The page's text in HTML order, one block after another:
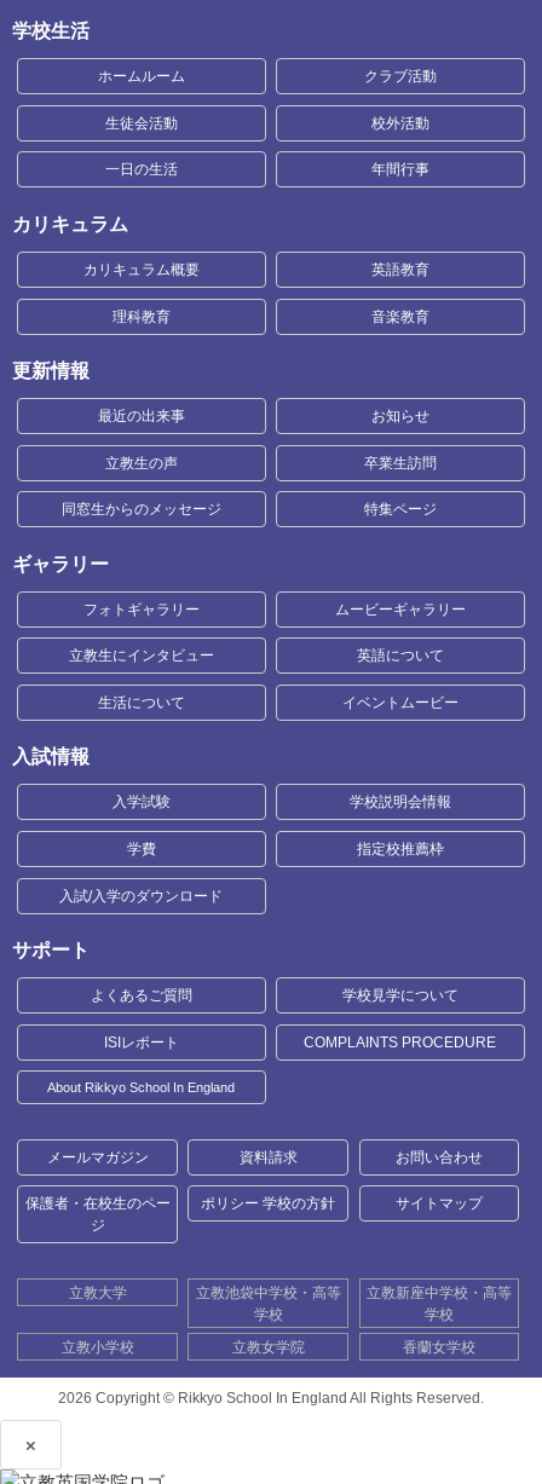
学校生活
ホームルーム クラブ活動
生徒会活動 校外活動
一日の生活 年間行事
カリキュラム
カリキュラム概要 英語教育
理科教育 音楽教育
更新情報
最近の出来事 お知らせ
立教生の声 卒業生訪問
同窓生からのメッセージ 特集ページ
ギャラリー
フォトギャラリー ムービーギャラリー
立教生にインタビュー 英語について
生活について イベントムービー
入試情報
入学試験 学校説明会情報
学費 指定校推薦枠
入試/入学のダウンロード
サポート
よくあるご質問 学校見学について
ISIレポート COMPLAINTS PROCEDURE
About Rikkyo School In England
メールマガジン 資料請求 お問い合わせ
保護者・在校生のペー
ジ
ポリシー 学校の方針 サイトマップ
立教大学
立教池袋中学校・高等
学校
立教新座中学校・高等
学校
立教小学校
立教女学院 香蘭女学校
2026 Copyright © Rikkyo School In England All Rights Reserved.
×